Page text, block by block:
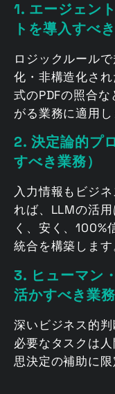
1. エージェン
トを導入すべき
ロジックルール
化・非構造化さ
式のPDFの照合
がる業務に適用し
2. 決定論的プ
すべき業務）
入力情報もビジ
れば、LLMの活
く、安く、100%
統合を構築します
3. ヒューマン
活かすべき業務
深いビジネス的
必要なタスクは
思決定の補助に限